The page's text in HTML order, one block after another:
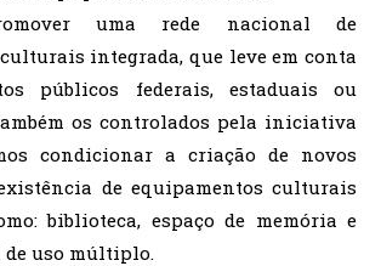
uma rede nacional de
integrada, que leve em conta
públicos federais, estaduais ou
os controlados pela iniciativa
condicionar a criação de novos
de equipamentos culturais
biblioteca, espaço de memória e
uso múltiplo.